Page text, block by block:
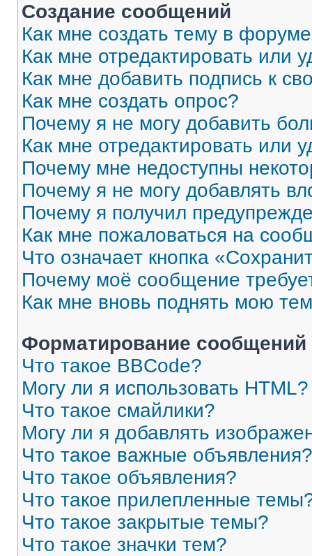
Создание сообщений
Как мне создать тему в
Как мне отредактировать или
Как мне добавить подпись к
Как мне создать опрос?
Почему я не могу добавить
Как мне отредактировать или
Почему мне недоступны
Почему я не могу добавлять
Почему я получил
Как мне пожаловаться на
Что означает кнопка
Почему моё сообщение
Как мне вновь поднять мою
Форматирование
Что такое BBCode?
Могу ли я использовать HTML?
Что такое смайлики?
Могу ли я добавлять
Что такое важные объявления?
Что такое объявления?
Что такое прилепленные
Что такое закрытые темы?
Что такое значки тем?